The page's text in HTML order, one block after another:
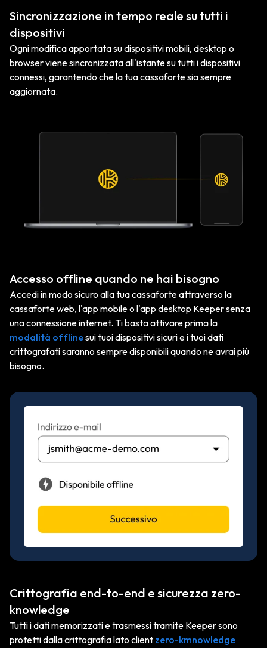
Sincronizzazione in tempo reale su tutti i
dispositivi
Ogni modifica apportata su dispositivi mobili, desktop o
browser viene sincronizzata all'istante su tutti i dispositivi
connessi, garantendo che la tua cassaforte sia sempre
aggiornata.
Accesso offline quando ne hai bisogno
Accedi in modo sicuro alla tua cassaforte attraverso la
cassaforte web, l'app mobile o l'app desktop Keeper senza
una connessione internet. Ti basta attivare prima la
modalità offlinesui tuoi dispositivi sicuri e i tuoi dati
crittografati saranno sempre disponibili quando ne avrai più
bisogno.
Crittografia end-to-end e sicurezza zero-
knowledge
Tutti i dati memorizzati e trasmessi tramite Keeper sono
protetti dalla crittografia lato client zero-kmnowledge